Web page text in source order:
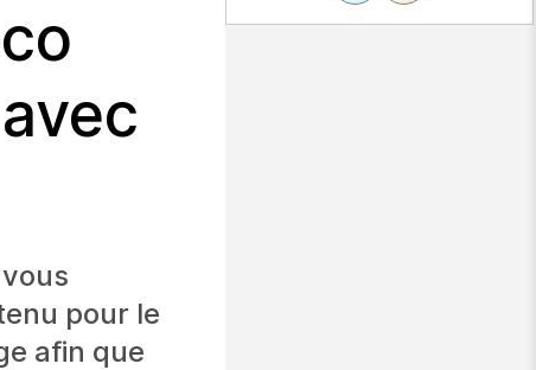
pour le
afin que